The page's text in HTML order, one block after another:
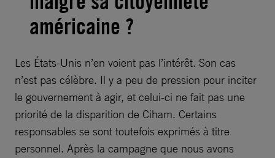
américaine ?
Les États-Unis n’en voient pas l’intérêt. Son cas
n’est pas célèbre. Il y a peu de pression pour inciter
le gouvernement à agir, et celui-ci ne fait pas une
priorité de la disparition de Ciham. Certains
responsables se sont toutefois exprimés à titre
personnel. Après la campagne que nous avons